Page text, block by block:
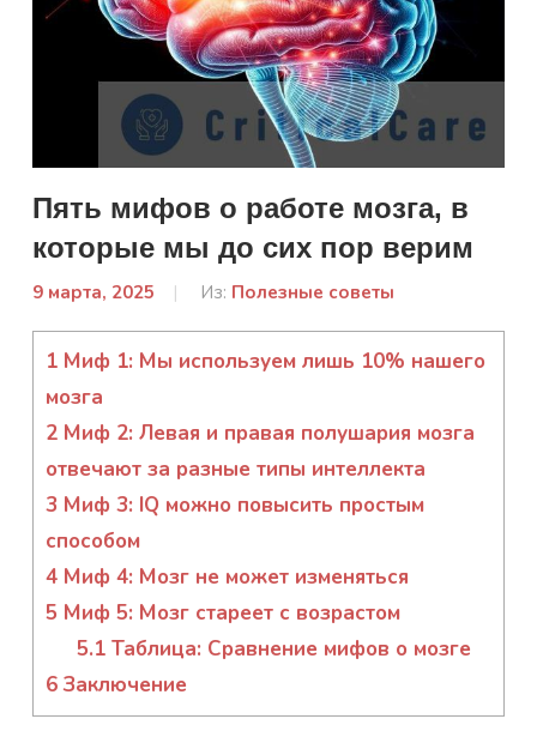
Пять мифов о работе мозга, в
которые мы до сих пор верим
9 марта, 2025
От:
Из: Полезные советы
1 Миф 1: Мы используем лишь 10% нашего
мозга
2 Миф 2: Левая и правая полушария мозга
отвечают за разные типы интеллекта
3 Миф 3: IQ можно повысить простым
способом
4 Миф 4: Мозг не может изменяться
5 Миф 5: Мозг стареет с возрастом
5.1Таблица: Сравнение мифов о мозге
6Заключение